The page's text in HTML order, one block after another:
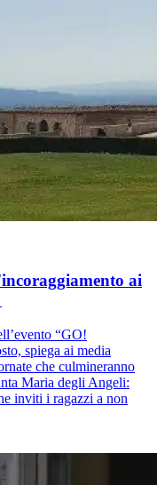
ai
“GO!
spiega ai media
che culmineranno
Maria degli Angeli:
inviti i ragazzi a non